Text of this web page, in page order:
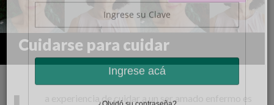
Cuidarse para cuidar
a experiencia de cuidar a un ser amado enfermo es
Si ya es suscriptor de Encuentros El Mercurio: